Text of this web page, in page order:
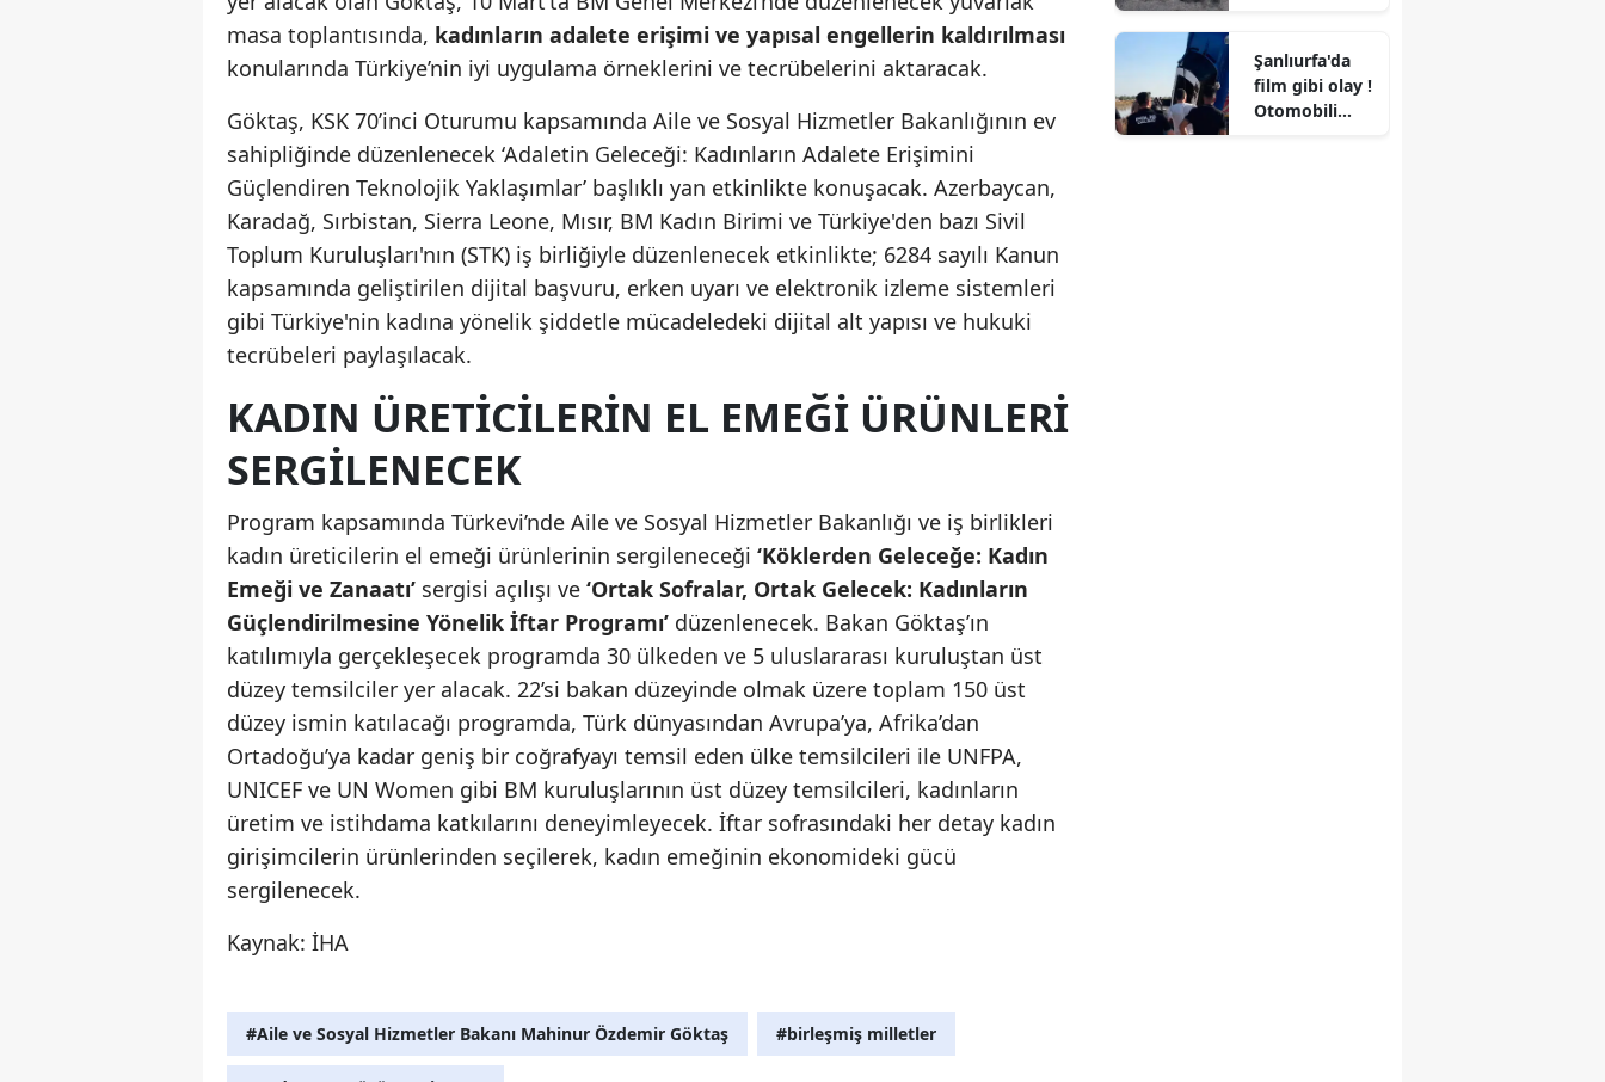
Malatya
Kahramanmaraş
Mardin
Muğla
Muş
Ordu
Sakarya
Samsun
Siirt
Sinop
Sivas
Tekirdağ
Tokat
Uşak
masa toplantısında, kadınların adalete erişimi ve yapısal engellerin kaldırılması
konularında Türkiye’nin iyi uygulama örneklerini ve tecrübelerini aktaracak.
Göktaş, KSK 70’inci Oturumu kapsamında Aile ve Sosyal Hizmetler Bakanlığının ev
sahipliğinde düzenlenecek ‘Adaletin Geleceği: Kadınların Adalete Erişimini
Güçlendiren Teknolojik Yaklaşımlar’ başlıklı yan etkinlikte konuşacak. Azerbaycan,
Karadağ, Sırbistan, Sierra Leone, Mısır, BM Kadın Birimi ve Türkiye'den bazı Sivil
Toplum Kuruluşları'nın (STK) iş birliğiyle düzenlenecek etkinlikte; 6284 sayılı Kanun
kapsamında geliştirilen dijital başvuru, erken uyarı ve elektronik izleme sistemleri
gibi Türkiye'nin kadına yönelik şiddetle mücadeledeki dijital alt yapısı ve hukuki
tecrübeleri paylaşılacak.
KADIN ÜRETICILERIN EL EMEĞI ÜRÜNLERI
SERGILENECEK
Program kapsamında Türkevi’nde Aile ve Sosyal Hizmetler Bakanlığı ve iş birlikleri
kadın üreticilerin el emeği ürünlerinin sergileneceği ‘Köklerden Geleceğe: Kadın
Emeği ve Zanaatı’ sergisi açılışı ve ‘Ortak Sofralar, Ortak Gelecek: Kadınların
Güçlendirilmesine Yönelik İftar Programı’ düzenlenecek. Bakan Göktaş’ın
katılımıyla gerçekleşecek programda 30 ülkeden ve 5 uluslararası kuruluştan üst
düzey temsilciler yer alacak. 22’si bakan düzeyinde olmak üzere toplam 150 üst
düzey ismin katılacağı programda, Türk dünyasından Avrupa’ya, Afrika’dan
Ortadoğu’ya kadar geniş bir coğrafyayı temsil eden ülke temsilcileri ile UNFPA,
UNICEF ve UN Women gibi BM kuruluşlarının üst düzey temsilcileri, kadınların
üretim ve istihdama katkılarını deneyimleyecek. İftar sofrasındaki her detay kadın
girişimcilerin ürünlerinden seçilerek, kadın emeğinin ekonomideki gücü
sergilenecek.
Kaynak: İHA
#Aile ve Sosyal Hizmetler Bakanı Mahinur Özdemir Göktaş #birleşmiş milletler
yaralandı
Şanlıurfa'da
film gibi olay !
Otomobili